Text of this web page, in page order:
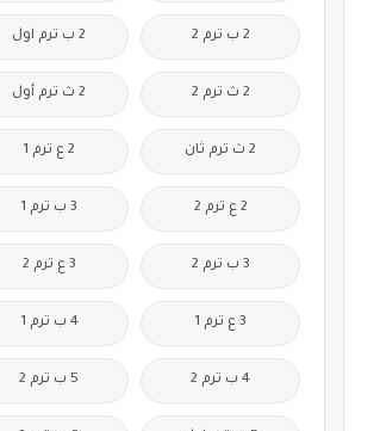
2 ب ترم 2 2 ب ترم اول
2 ث ترم 2 2 ث ترم أول
2 ث ترم ثان 2 ع ترم 1
2 ع ترم 2 3 ب ترم 1
3 ب ترم 2 3 ع ترم 2
3 ع ترم 1 4 ب ترم 1
4 ب ترم 2 5 ب ترم 2